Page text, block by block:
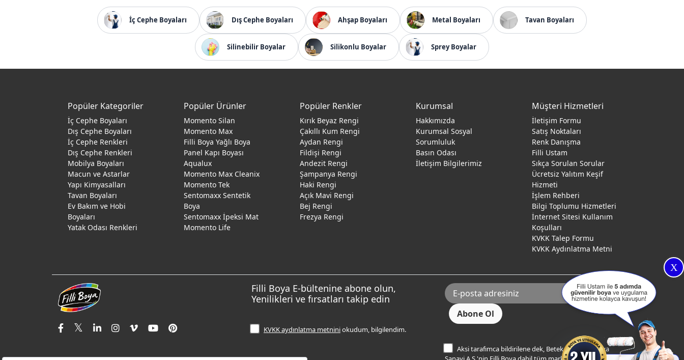
İç Cephe Boyaları Dış Cephe Boyaları Ahşap Boyaları Metal Boyaları Tavan Boyaları
Silinebilir Boyalar Silikonlu Boyalar Sprey Boyalar
X
Popüler Kategoriler
İç Cephe Boyaları
Dış Cephe Boyaları
İç Cephe Renkleri
Dış Cephe Renkleri
Mobilya Boyaları
Macun ve Astarlar
Yapı Kimyasalları
Tavan Boyaları
Ev Bakım ve Hobi
Boyaları
Yatak Odası Renkleri
Popüler Ürünler
Momento Silan
Momento Max
Filli Boya Yağlı Boya
Panel Kapı Boyası
Aqualux
Momento Max Cleanix
Momento Tek
Sentomaxx Sentetik
Boya
Sentomaxx İpeksi Mat
Momento Life
Popüler Renkler
Kırık Beyaz Rengi
Çakıllı Kum Rengi
Aydan Rengi
Fildişi Rengi
Andezit Rengi
Şampanya Rengi
Haki Rengi
Açık Mavi Rengi
Bej Rengi
Frezya Rengi
Kurumsal
Hakkımızda
Kurumsal Sosyal
Sorumluluk
Basın Odası
İletişim Bilgilerimiz
Müşteri Hizmetleri
İletişim Formu
Satış Noktaları
Renk Danışma
Filli Ustam
Sıkça Sorulan Sorular
Ücretsiz Yalıtım Keşif
Hizmeti
İşlem Rehberi
Bilgi Toplumu Hizmetleri
İnternet Sitesi Kullanım
Koşulları
KVKK Talep Formu
KVKK Aydınlatma Metni
Filli Boya E-bültenine abone olun,
Yenilikleri ve fırsatları takip edin
KVKK aydınlatma metniniokudum, bilgilendim.
Aksi tarafımca bildirilene dek, Betek Boya ve Kimya